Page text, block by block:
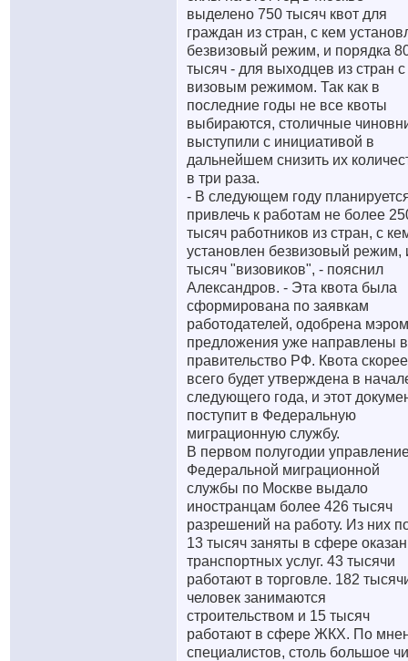
выделено 750 тысяч квот для
граждан из стран, с кем
безвизовый режим, и порядка
тысяч - для выходцев из стран с
визовым режимом. Так как в
последние годы не все квоты
выбираются, столичные
выступили с инициативой в
дальнейшем снизить их
в три раза.
- В следующем году
привлечь к работам не более
тысяч работников из стран, с
установлен безвизовый режим,
тысяч "визовиков", - пояснил
Александров. - Эта квота была
сформирована по заявкам
работодателей, одобрена
предложения уже направлены в
правительство РФ. Квота скорее
всего будет утверждена в
следующего года, и этот
поступит в Федеральную
миграционную службу.
В первом полугодии
Федеральной миграционной
службы по Москве выдало
иностранцам более 426 тысяч
разрешений на работу. Из них
13 тысяч заняты в сфере
транспортных услуг. 43 тысячи
работают в торговле. 182
человек занимаются
строительством и 15 тысяч
работают в сфере ЖКХ. По
специалистов, столь большое